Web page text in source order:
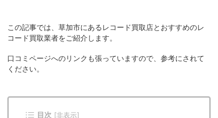
この記事では、草加市にあるレコード買取店とおすすめのレ
コード買取業者をご紹介します。
口コミページへのリンクも張っていますので、参考にされて
ください。
目次 [非表示]